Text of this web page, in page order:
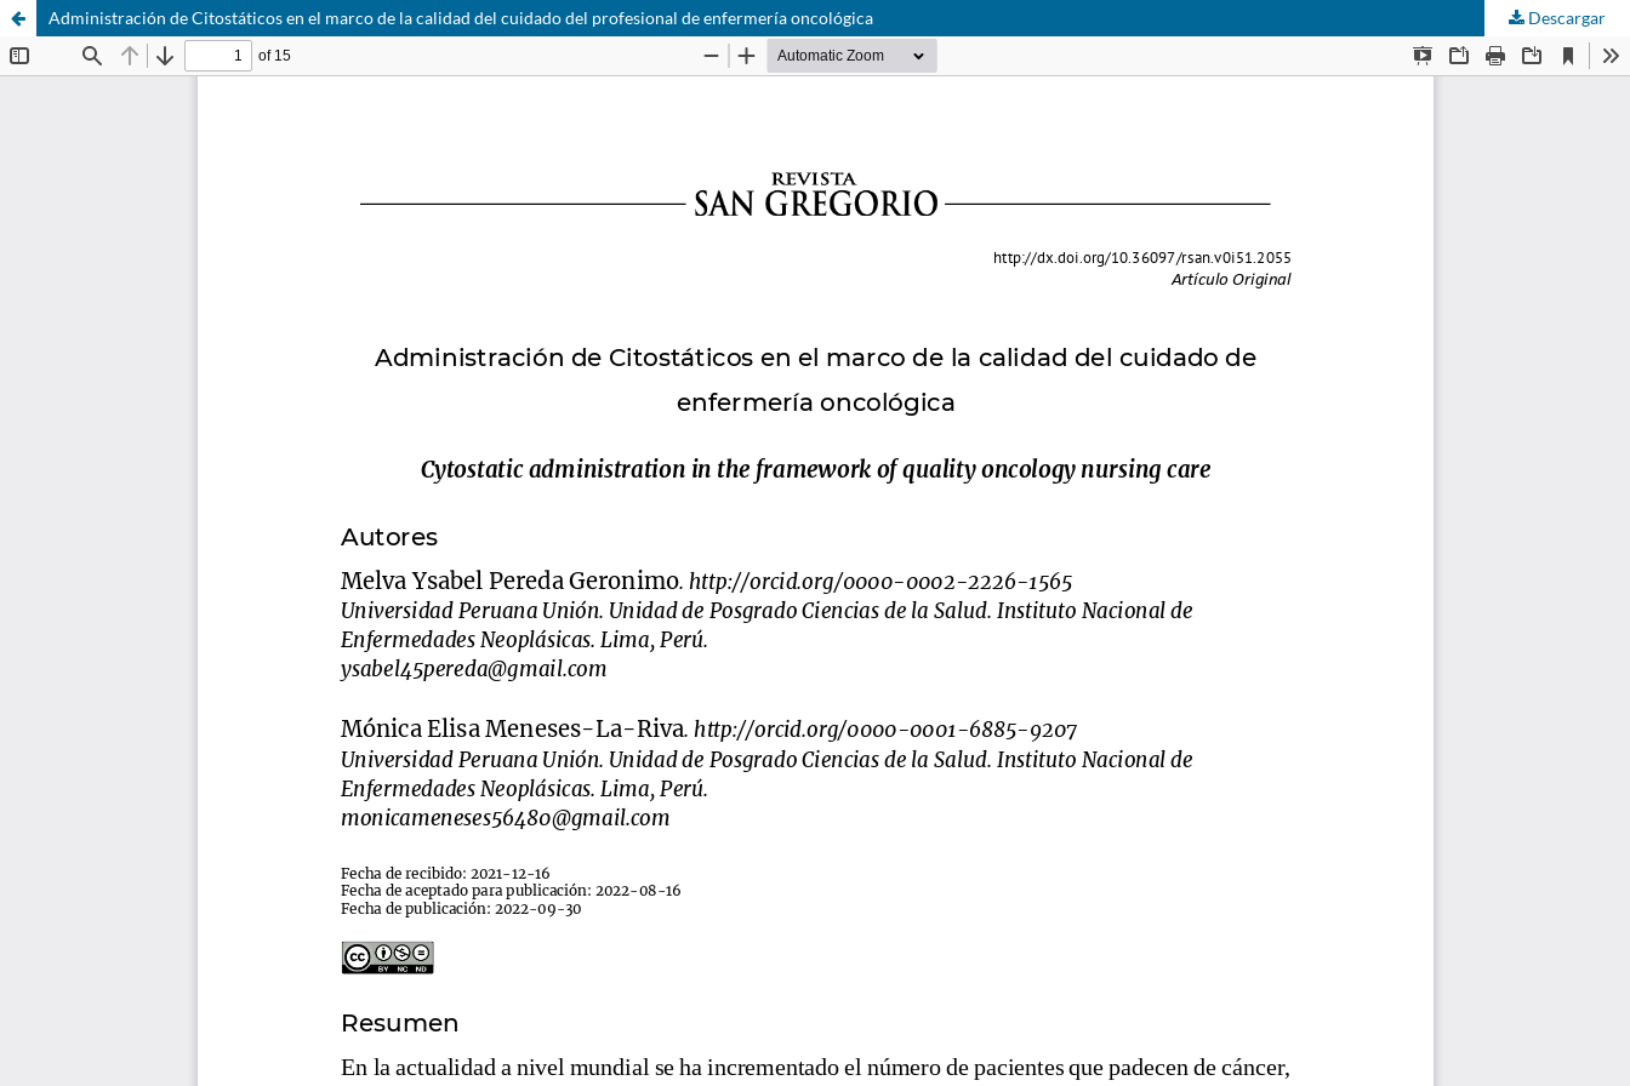
Administración de Citostáticos en el marco de la calidad del cuidado del profesional de enfermería oncológica Descargar